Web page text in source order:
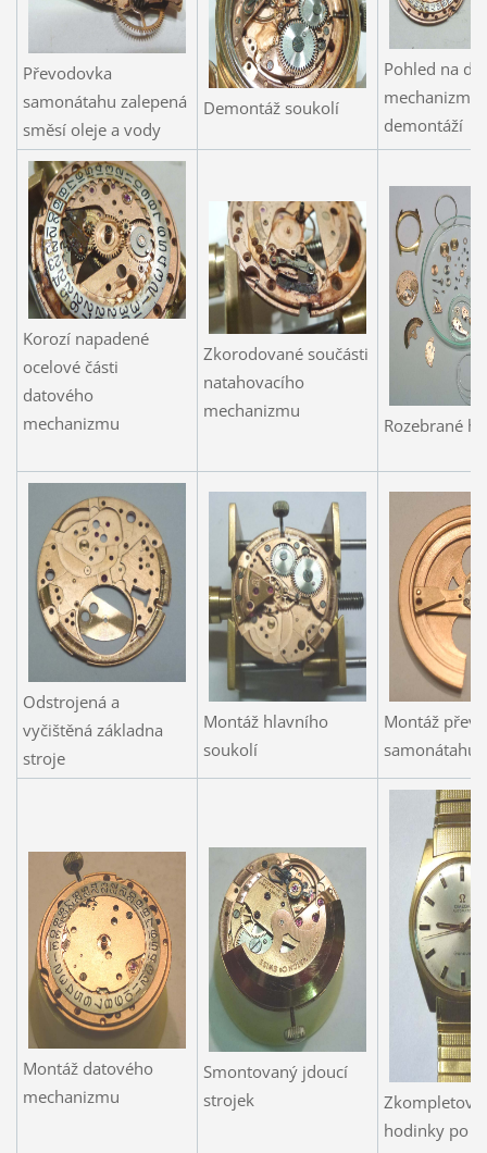
Převodovka
samonátahu zalepená
směsí oleje a vody
Demontáž soukolí
Pohled na
demontáží
Korozí napadené
ocelové části
datového
mechanizmu
Zkorodované součásti
natahovacího
mechanizmu
Rozebrané
Odstrojená a
vyčištěná základna
stroje
Montáž hlavního
soukolí
Montáž
samonátahu
Montáž datového
mechanizmu
Smontovaný jdoucí
strojek
hodinky po